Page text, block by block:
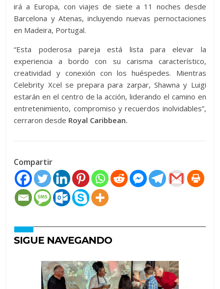
irá a Europa, con viajes de siete a 11 noches desde
Barcelona y Atenas, incluyendo nuevas pernoctaciones
en Madeira, Portugal.
“Esta poderosa pareja está lista para elevar la
experiencia a bordo con su carisma característico,
creatividad y conexión con los huéspedes. Mientras
Celebrity Xcel se prepara para zarpar, Shawna y Luigi
estarán en el centro de la acción, liderando el camino en
entretenimiento, compromiso y recuerdos inolvidables”,
cerraron desde Royal Caribbean.
Compartir
SIGUE NAVEGANDO